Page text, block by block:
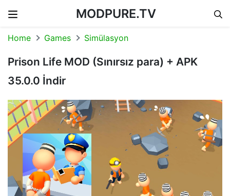
MODPURE.TV
Home Games Simülasyon
Prison Life MOD (Sınırsız para) + APK
35.0.0 İndir